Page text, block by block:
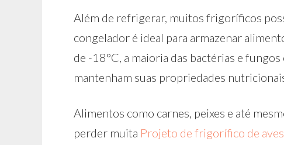
Além de refrigerar, muitos frigoríficos
congelador é ideal para armazenar
de -18°C, a maioria das bactérias e
mantenham suas propriedades
Alimentos como carnes, peixes e até
perder muita Projeto de frigorífico de aves